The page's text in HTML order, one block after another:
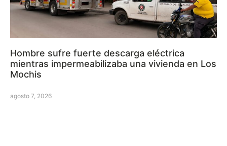
Hombre sufre fuerte descarga eléctrica
mientras impermeabilizaba una vivienda en Los
Mochis
agosto 7, 2026